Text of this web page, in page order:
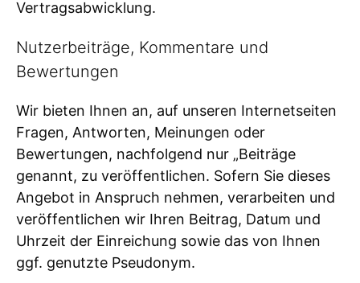
Vertragsabwicklung.
Nutzerbeiträge, Kommentare und
Bewertungen
Wir bieten Ihnen an, auf unseren Internetseiten
Fragen, Antworten, Meinungen oder
Bewertungen, nachfolgend nur „Beiträge
genannt, zu veröffentlichen. Sofern Sie dieses
Angebot in Anspruch nehmen, verarbeiten und
veröffentlichen wir Ihren Beitrag, Datum und
Uhrzeit der Einreichung sowie das von Ihnen
ggf. genutzte Pseudonym.